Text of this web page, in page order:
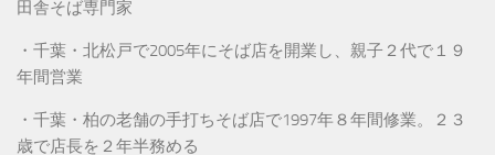
田舎そば専門家
・千葉・北松戸で2005年にそば店を開業し、親子２代で１９
年間営業
・千葉・柏の老舗の手打ちそば店で1997年８年間修業。２３
歳で店長を２年半務める